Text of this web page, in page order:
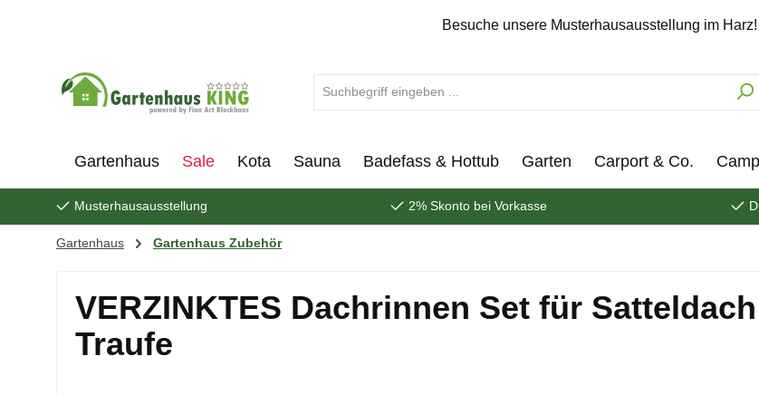
Besuche unsere Musterhausausstellung im Harz!
Gartenhaus Sale Kota Sauna Badefass & Hottub Garten Carport & Co.
Musterhausausstellung 2% Skonto bei Vorkasse
Gartenhaus Gartenhaus Zubehör
VERZINKTES Dachrinnen Set für
Traufe